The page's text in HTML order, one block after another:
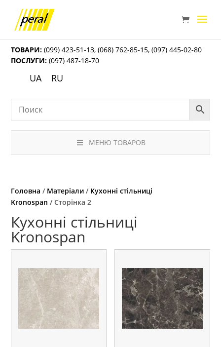
ТОВАРИ: (099) 423-51-13,(068) 762-85-15,(097) 445-02-80
ПОСЛУГИ: (097) 487-18-70
UA RU
МЕНЮ ТОВАРОВ
Головна / Матеріали / Кухонні стільниці
Kronospan / Сторінка 2
Кухонні стільниці
Kronospan